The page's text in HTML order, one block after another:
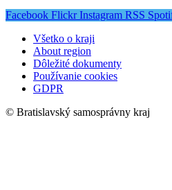
Facebook Flickr Instagram RSS
Všetko o kraji
About region
Dôležité dokumenty
Používanie cookies
GDPR
© Bratislavský samosprávny kraj